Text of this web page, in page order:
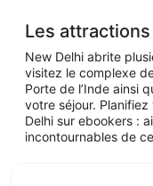
Les
New Delhi abrite
visitez le complexe
Porte de l’Inde ainsi
votre séjour.
Delhi sur ebookers :
incontournables de